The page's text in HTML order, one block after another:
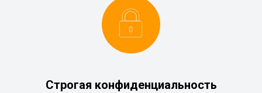
Строгая конфиденциальность